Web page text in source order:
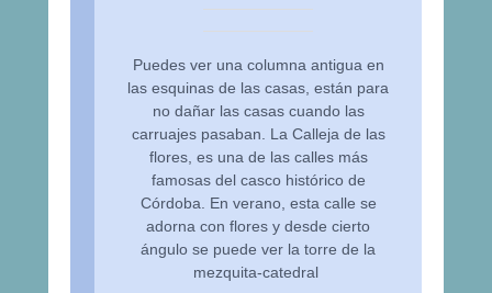
Puedes ver una columna antigua en
las esquinas de las casas, están para
no dañar las casas cuando las
carruajes pasaban. La Calleja de las
flores, es una de las calles más
famosas del casco histórico de
Córdoba. En verano, esta calle se
adorna con flores y desde cierto
ángulo se puede ver la torre de la
mezquita-catedral